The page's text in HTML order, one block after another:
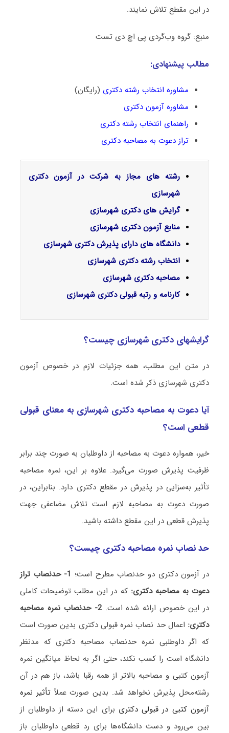
در این مقطع تلاش نمایند.
منبع: گروه وب‌گردی پی اچ دی تست
مطالب پیشنهادی:
مشاوره انتخاب رشته دکتری (رایگان)
مشاوره آزمون دکتری
راهنمای انتخاب رشته دکتری
تراز دعوت به مصاحبه دکتری
رشته های مجاز به شرکت در آزمون دکتری
شهرسازی
گرایش‌ های دکتری شهرسازی
منابع آزمون دکتری شهرسازی
دانشگاه های دارای پذیرش دکتری شهرسازی
انتخاب رشته دکتری شهرسازی
مصاحبه دکتری شهرسازی
کارنامه و رتبه قبولی دکتری شهرسازی
گرایشهای دکتری شهرسازی چیست؟
در متن این مطلب، همه جزئیات لازم در خصوص آزمون
دکتری شهرسازی ذکر شده است.
آیا دعوت به مصاحبه دکتری شهرسازی به معنای قبولی
قطعی است؟
خیر، همواره دعوت به مصاحبه از داوطلبان به صورت چند برابر
ظرفیت پذیرش صورت می‌گیرد. علاوه بر این، نمره مصاحبه
تأثیر به‌سزایی در پذیرش در مقطع دکتری دارد. بنابراین، در
صورت دعوت به مصاحبه لازم است تلاش مضاعفی جهت
پذیرش قطعی در این مقطع داشته باشید.
حد نصاب نمره مصاحبه دکتری چیست؟
در آزمون دکتری دو حدنصاب مطرح است؛
1- حدنصاب تراز
دعوت به مصاحبه دکتری: که در این مطلب توضیحات کاملی
در این خصوص ارائه شده است. 2- حدنصاب نمره مصاحبه
دکتری: اعمال حد نصاب نمره قبولی دکتری بدین صورت است
که اگر داوطلبی نمره حدنصاب مصاحبه دکتری که مدنظر
دانشگاه است را کسب نکند، حتی اگر به لحاظ میانگین نمره
آزمون کتبی و مصاحبه بالاتر از همه رقبا باشد، باز هم در آن
رشته‌محل پذیرش نخواهد شد. بدین صورت عملاً تأثیر نمره
آزمون کتبی در قبولی دکتری برای این دسته از داوطلبان از
بین می‌رود و دست دانشگاه‌ها برای رد قطعی داوطلبان باز